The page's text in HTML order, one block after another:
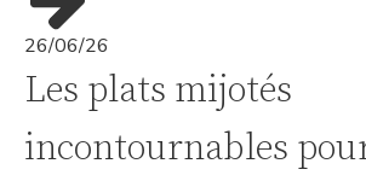
26/06/26
Les plats mijotés
incontournables